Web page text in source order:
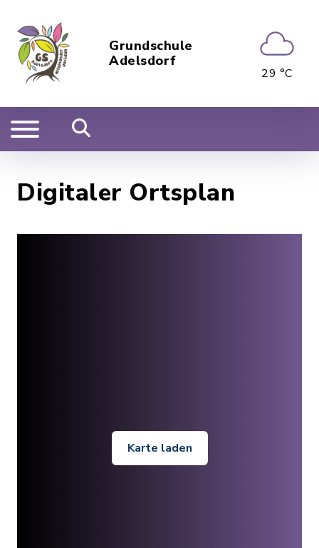
Grundschule
Adelsdorf
29 °C
Digitaler Ortsplan
Karte laden